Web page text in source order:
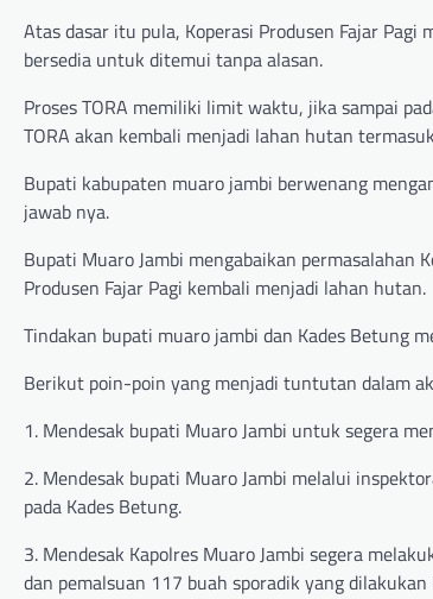
Atas dasar itu pula, Koperasi Produsen Fajar
bersedia untuk ditemui tanpa alasan.
Proses TORA memiliki limit waktu, jika sampai
TORA akan kembali menjadi lahan hutan
Bupati kabupaten muaro jambi berwenang
jawab nya.
Bupati Muaro Jambi mengabaikan permasalahan
Produsen Fajar Pagi kembali menjadi lahan hutan.
Tindakan bupati muaro jambi dan Kades Betung
Berikut poin-poin yang menjadi tuntutan dalam
1. Mendesak bupati Muaro Jambi untuk segera
2. Mendesak bupati Muaro Jambi melalui
pada Kades Betung.
3. Mendesak Kapolres Muaro Jambi segera
dan pemalsuan 117 buah sporadik yang dilakukan